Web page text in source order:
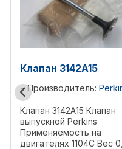
Клапан
Клапан 3142A171
выпускной Perkins
Применяемость
двигателях